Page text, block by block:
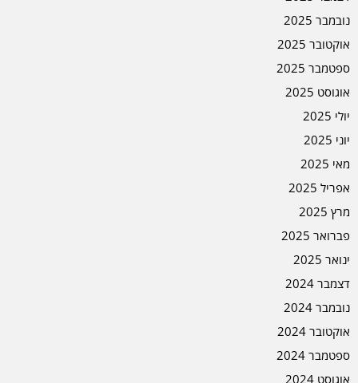
נובמבר 2025
אוקטובר 2025
ספטמבר 2025
אוגוסט 2025
יולי 2025
יוני 2025
מאי 2025
אפריל 2025
מרץ 2025
פברואר 2025
ינואר 2025
דצמבר 2024
נובמבר 2024
אוקטובר 2024
ספטמבר 2024
אוגוסט 2024